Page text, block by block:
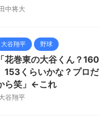
中将大
大谷翔平 野球
花巻東の大谷くん？160
153くらいかな？プロだ
ら笑」←これ
谷翔平